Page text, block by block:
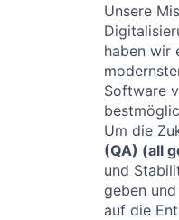
Unsere
haben wir
Software
Um die
(QA) (all
und
geben
auf die